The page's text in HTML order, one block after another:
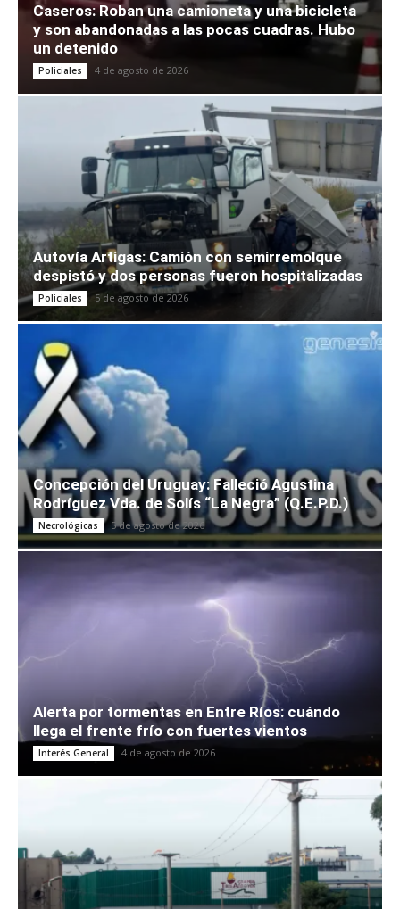
Caseros: Roban una camioneta y una bicicleta
y son abandonadas a las pocas cuadras. Hubo
un detenido
Policiales 4 de agosto de 2026
Autovía Artigas: Camión con semirremolque
despistó y dos personas fueron hospitalizadas
Policiales 5 de agosto de 2026
Concepción del Uruguay: Falleció Agustina
Rodríguez Vda. de Solís “La Negra” (Q.E.P.D.)
Necrológicas 5 de agosto de 2026
Alerta por tormentas en Entre Ríos: cuándo
llega el frente frío con fuertes vientos
Interés General 4 de agosto de 2026